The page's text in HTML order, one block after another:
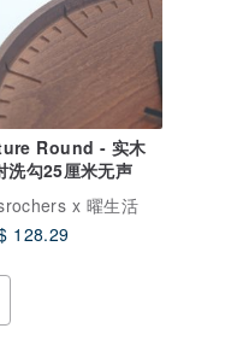
Round - 实木
洗勾25厘米无声
x 曜生活
128.29